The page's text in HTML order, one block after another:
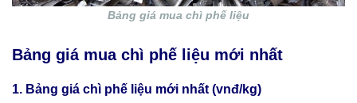
Bảng giá mua chì phế liệu
Bảng giá mua chì phế liệu mới nhất
1. Bảng giá chì phế liệu mới nhất (vnđ/kg)